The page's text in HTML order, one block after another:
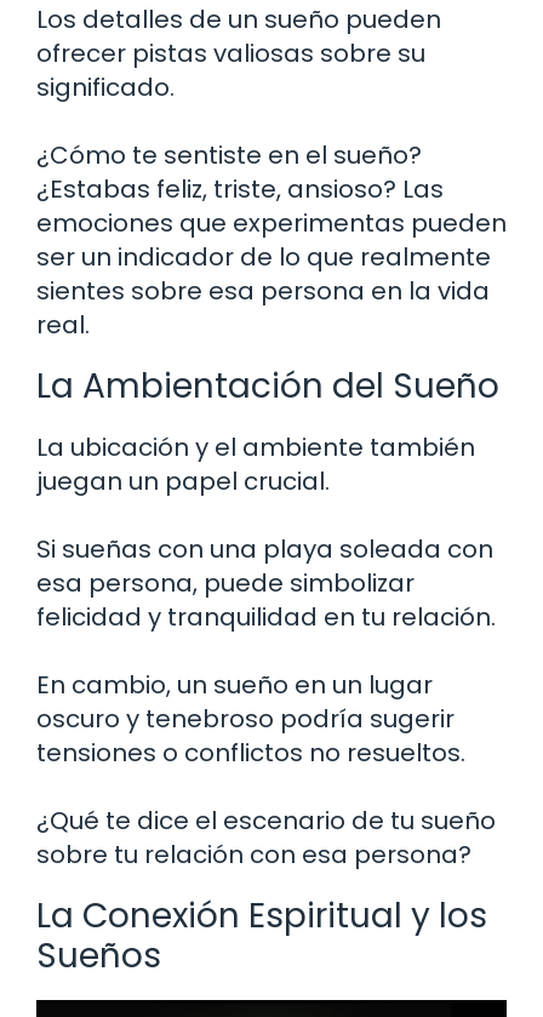
Los detalles de un sueño pueden
ofrecer pistas valiosas sobre su
significado.
¿Cómo te sentiste en el sueño?
¿Estabas feliz, triste, ansioso? Las
emociones que experimentas pueden
ser un indicador de lo que realmente
sientes sobre esa persona en la vida
real.
La Ambientación del Sueño
La ubicación y el ambiente también
juegan un papel crucial.
Si sueñas con una playa soleada con
esa persona, puede simbolizar
felicidad y tranquilidad en tu relación.
En cambio, un sueño en un lugar
oscuro y tenebroso podría sugerir
tensiones o conflictos no resueltos.
¿Qué te dice el escenario de tu sueño
sobre tu relación con esa persona?
La Conexión Espiritual y los
Sueños